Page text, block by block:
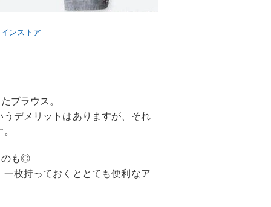
ンストア
ブラウス。
デメリットはありますが、それ
のも◎
枚持っておくととても便利なア